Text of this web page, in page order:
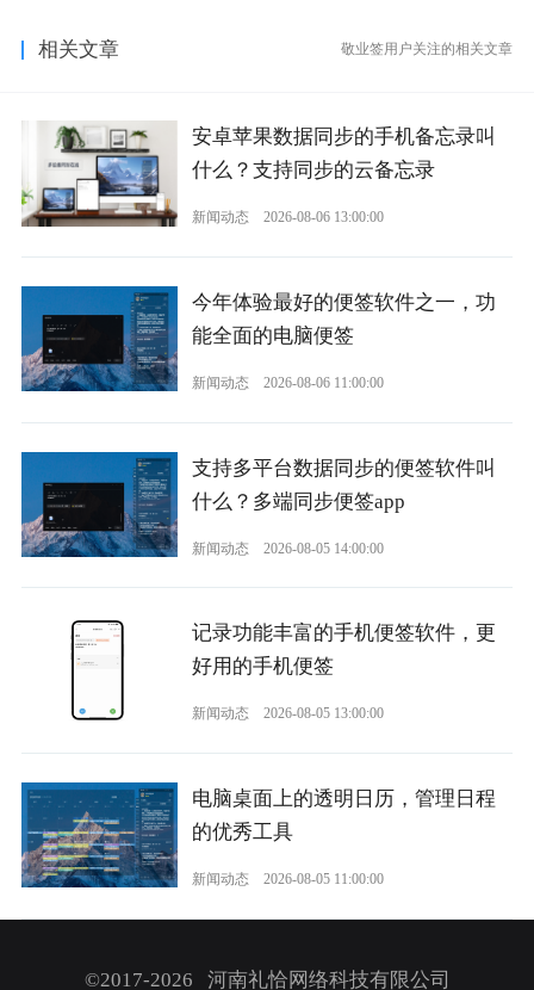
相关文章 敬业签用户关注的相关文章
安卓苹果数据同步的手机备忘录叫
什么？支持同步的云备忘录
新闻动态 2026-08-06 13:00:00
今年体验最好的便签软件之一，功
能全面的电脑便签
新闻动态 2026-08-06 11:00:00
支持多平台数据同步的便签软件叫
什么？多端同步便签app
新闻动态 2026-08-05 14:00:00
记录功能丰富的手机便签软件，更
好用的手机便签
新闻动态 2026-08-05 13:00:00
电脑桌面上的透明日历，管理日程
的优秀工具
新闻动态 2026-08-05 11:00:00
©2017-2026 河南礼恰网络科技有限公司